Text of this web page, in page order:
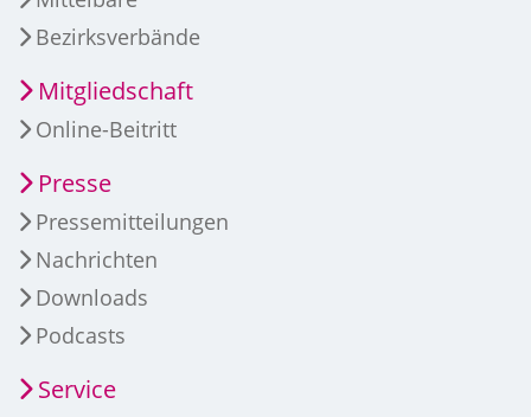
Bezirksverbände
Mitgliedschaft
Online-Beitritt
Presse
Pressemitteilungen
Nachrichten
Downloads
Podcasts
Service